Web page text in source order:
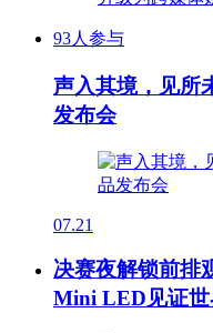
93人参与
声入其境，见所
发布会
07.21
决赛夜解锁前排
Mini LED见证世